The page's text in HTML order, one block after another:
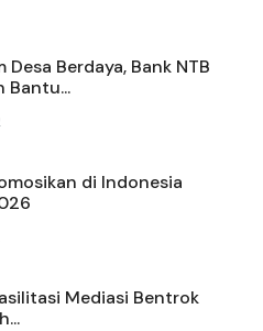
Berdaya, Bank NTB
Bantu...
di Indonesia
Mediasi Bentrok